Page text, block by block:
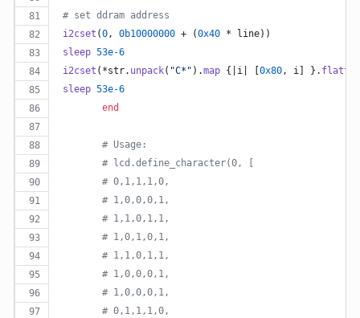
# set ddram address
i2cset (0, 0b10000000 + (0x40 * line) )
sleep 53e-6
i2cset ( *str. unpack( "C*" ) .map { i 0x80, i } . flatten
sleep 53e-6
end
# Usage:
# lcd.define_character(0, [
# 0,1,1,1,0,
# 1,0,0,0,1,
# 1,1,0,1,1,
# 1,0,1,0,1,
# 1,1,0,1,1,
# 1,0,0,0,1,
# 1,0,0,0,1,
# 0,1,1,1,0,